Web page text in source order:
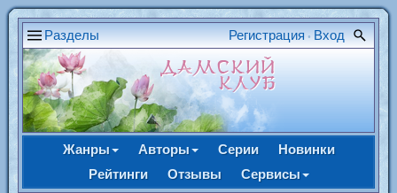
Разделы Регистрация • Вход
Жанры Авторы Серии
Новинки
Рейтинги
Отзывы Сервисы